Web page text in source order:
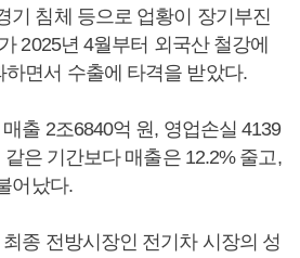
기 침체 등으로 업황이 장기부진
2025년 4월부터 외국산 철강에
면서 수출에 타격을 받았다.
출 2조6840억 원, 영업손실 4139
은 기간보다 매출은 12.2% 줄고,
어났다.
종 전방시장인 전기차 시장의 성